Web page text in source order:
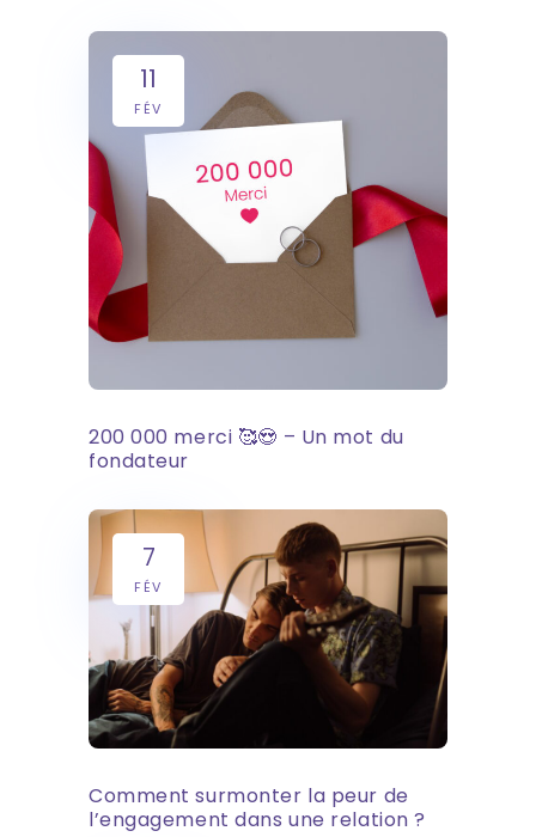
11
FÉV
200 000 merci 🥰😍 – Un mot du
fondateur
7
FÉV
Comment surmonter la peur de
l’engagement dans une relation ?